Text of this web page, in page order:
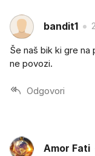
bandit1
Še naš bik ki gre na
ne povozi.
Odgovori
Amor Fati